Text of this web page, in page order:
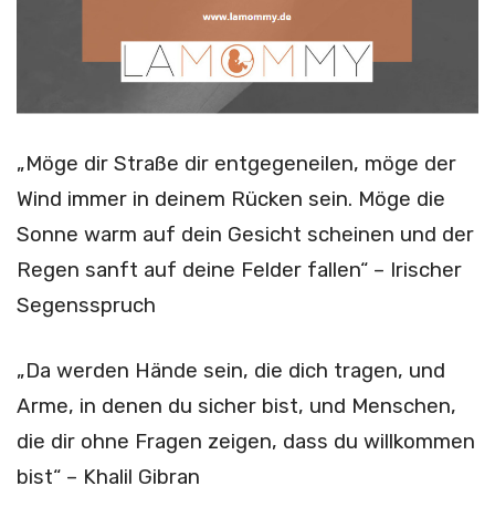
„Möge dir Straße dir entgegeneilen, möge der
Wind immer in deinem Rücken sein. Möge die
Sonne warm auf dein Gesicht scheinen und der
Regen sanft auf deine Felder fallen“ – Irischer
Segensspruch
„Da werden Hände sein, die dich tragen, und
Arme, in denen du sicher bist, und Menschen,
die dir ohne Fragen zeigen, dass du willkommen
bist“ – Khalil Gibran